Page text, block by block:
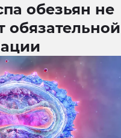
обезьян не
обязательной